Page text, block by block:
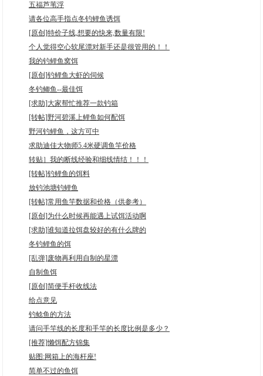
五福芦苇浮
请各位高手指点冬钓鲤鱼诱饵
[原创]特价子线,想要的快来,数量有限!
个人觉得空心软尾漂对新手还是很管用的！！
我的钓鲤鱼窝饵
[原创]钓鲤鱼大虾的伺候
冬钓鲫鱼--最佳饵
[求助]大家帮忙推荐一款钓箱
[转帖]野河碧溪上鲤鱼如何配饵
野河钓鲤鱼，这方可中
求助迪佳大物师5.4米硬调鱼竿价格
转贴］我的断线经验和细线情结！！！
[转帖]钓鲤鱼的饵料
放钓池塘钓鲤鱼
[转帖]常用鱼竿数据和价格（供参考）
[原创]为什么时候再能遇上试饵活动啊
[求助]谁知道拉饵盘较好的有什么牌的
冬钓鲤鱼的饵
[乱弹]废物再利用自制的星漂
自制鱼饵
[原创]简便手杆收线法
给点意见
钓鲶鱼的方法
请问手竿线的长度和手竿的长度比例是多少？
[推荐]懒饵配方锦集
贴图:网箱上的海杆座!
简单不过的鱼饵